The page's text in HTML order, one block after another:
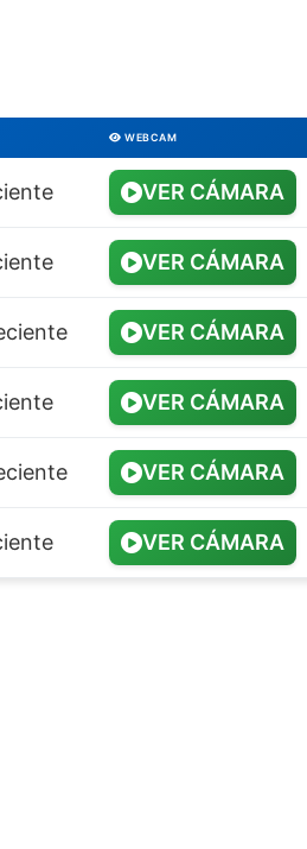
WEBCAM
VER CÁMARA
VER CÁMARA
VER CÁMARA
VER CÁMARA
VER CÁMARA
VER CÁMARA